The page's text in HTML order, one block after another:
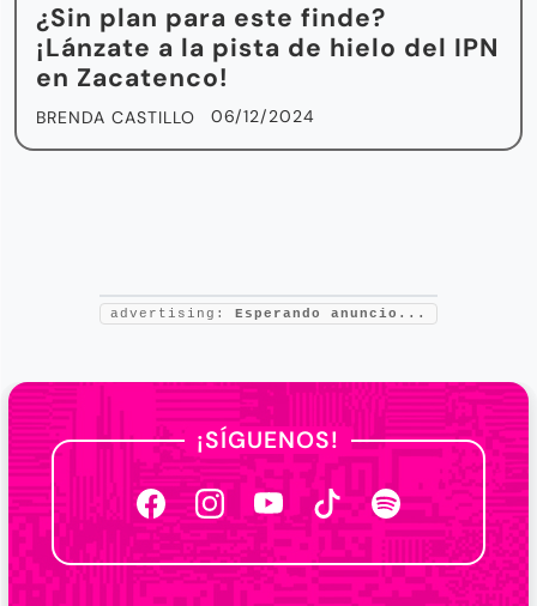
¿Sin plan para este finde?
¡Lánzate a la pista de hielo del IPN
en Zacatenco!
BRENDA CASTILLO 06/12/2024
advertising: Esperando anuncio...
¡SÍGUENOS!